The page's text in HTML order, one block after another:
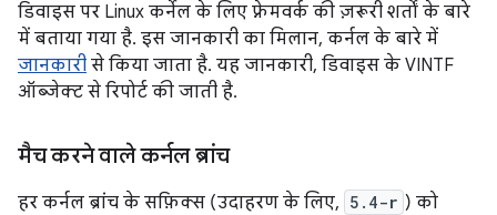
डिवाइस पर Linux कर्नेल के लिए फ़्रेमवर्क की ज़रूरी शर्तों के बारे
में बताया गया है. इस जानकारी का मिलान, कर्नल के बारे में
जानकारी से किया जाता है. यह जानकारी, डिवाइस के VINTF
ऑब्जेक्ट से रिपोर्ट की जाती है.
मैच करने वाले कर्नल ब्रांच
हर कर्नल ब्रांच के सफ़िक्स (उदाहरण के लिए, 5.4-r ) को